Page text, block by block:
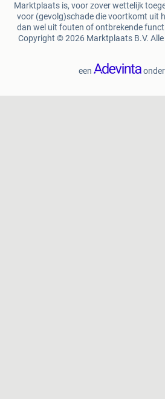
Marktplaats is, voor zover wettelijk
voor (gevolg)schade die voortkomt uit
dan wel uit fouten of ontbrekende
Copyright © 2026 Marktplaats B.V.
een